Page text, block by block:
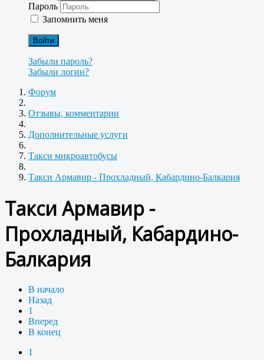
Пароль
Запомнить меня
Войти
Забыли пароль?
Забыли логин?
Форум
Отзывы, комментарии
Дополнительные услуги
Такси микроавтобусы
Такси Армавир - Прохладный, Кабардино-Балкария
Такси Армавир -
Прохладный, Кабардино-
Балкария
В начало
Назад
1
Вперед
В конец
1